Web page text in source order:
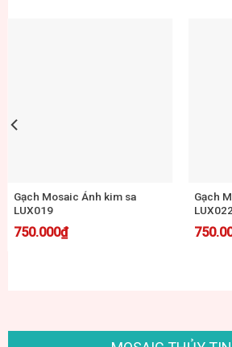
Gạch Mosaic Ánh kim sa
LUX021
750.000₫
Gạch
LUX025